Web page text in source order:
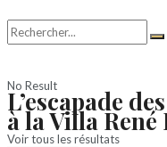
No Result
Voir tous les résultats
L’escapade
à la Villa